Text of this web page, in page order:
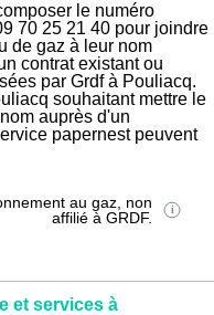
le numéro
70 25 21 40 pour joindre
de gaz à leur nom
contrat existant ou
par Grdf à Pouliacq.
souhaitant mettre le
auprès d'un
papernest peuvent
au gaz, non
affilié à GRDF.
et services à